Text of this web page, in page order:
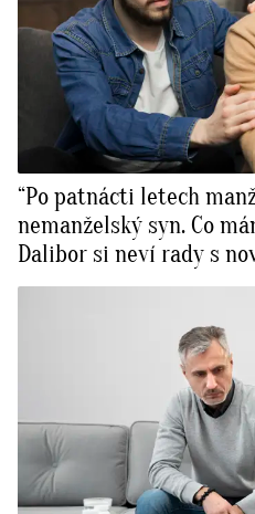
“Po patnácti letech
nemanželský syn. Co
Dalibor si neví rady s